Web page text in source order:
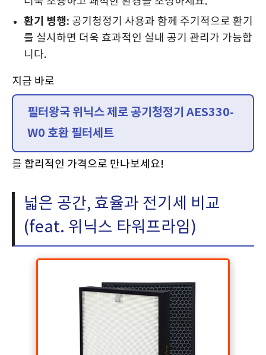
환기 병행: 공기청정기 사용과 함께 주기적으로 환기
를 실시하면 더욱 효과적인 실내 공기 관리가 가능합
니다.
지금 바로
필터왕국 위닉스 제로 공기청정기 AES330-
W0 호환 필터세트
를 합리적인 가격으로 만나보세요!
넓은 공간, 효율과 전기세 비교
(feat. 위닉스 타워프라임)